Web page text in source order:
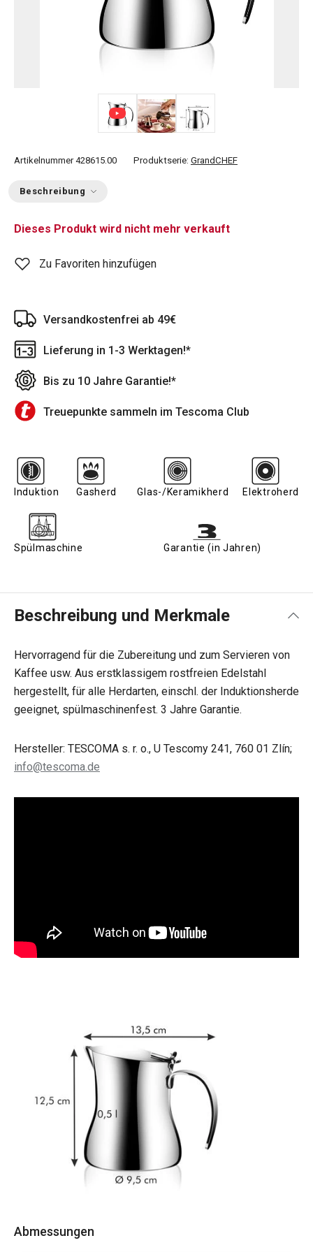
Artikelnummer 428615.00 Produktserie: GrandCHEF
Beschreibung
Dieses Produkt wird nicht mehr verkauft
Zu Favoriten hinzufügen
Versandkostenfrei ab 49€
Lieferung in 1-3 Werktagen!*
Bis zu 10 Jahre Garantie!*
Treuepunkte sammeln im Tescoma Club
Induktion Gasherd Glas-/Keramikherd Elektroherd
Spülmaschine Garantie (in Jahren)
Beschreibung und Merkmale
Hervorragend für die Zubereitung und zum Servieren von
Kaffee usw. Aus erstklassigem rostfreien Edelstahl
hergestellt, für alle Herdarten, einschl. der Induktionsherde
geeignet, spülmaschinenfest. 3 Jahre Garantie.
Hersteller: TESCOMA s. r. o., U Tescomy 241, 760 01 Zlín;
info@tescoma.de
Abmessungen